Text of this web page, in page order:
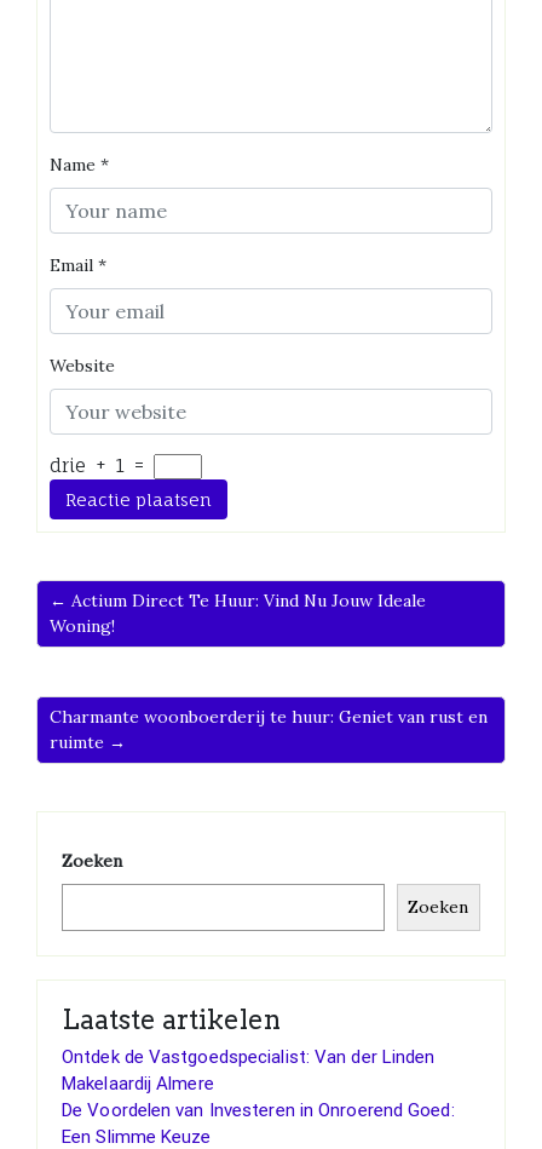
Name *
Email *
Website
drie + 1 =
← Actium Direct Te Huur: Vind Nu Jouw Ideale
Woning!
Charmante woonboerderij te huur: Geniet van rust en
ruimte →
Zoeken
Zoeken
Laatste artikelen
Ontdek de Vastgoedspecialist: Van der Linden
Makelaardij Almere
De Voordelen van Investeren in Onroerend Goed:
Een Slimme Keuze